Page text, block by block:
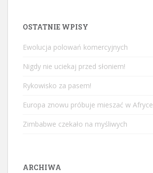
OSTATNIE WPISY
Ewolucja polowań komercyjnych
Nigdy nie uciekaj przed słoniem!
Rykowisko za pasem!
Europa znowu próbuje mieszać w Afryce
Zimbabwe czekało na myśliwych
ARCHIWA